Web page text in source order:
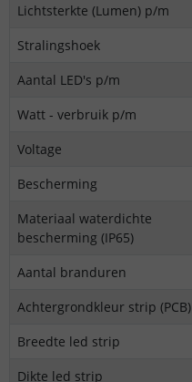
Lichtsterkte (Lumen) p/m
Stralingshoek
Aantal LED's p/m
Watt - verbruik p/m
Voltage
Bescherming
Materiaal waterdichte
bescherming (IP65)
Aantal branduren
Achtergrondkleur strip (PCB)
Breedte led strip
Dikte led strip